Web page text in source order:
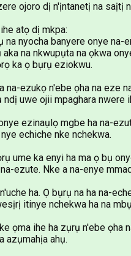
ojoro dị n'ịntanetị na saịtị
atọ dị mkpa:
nyocha banyere onye na-
na nkwupụta na ọkwa
ka ọ bụrụ eziokwu.
na-ezukọ n'ebe ọha na eze
uwe ojii mpaghara nwere
ezinaụlọ mgbe ha na-
echiche nke nchekwa.
ume ka enyi ha ma ọ bụ
ezute. Nke a na-enye
ha. Ọ bụrụ na ha na-
itinye nchekwa ha na
ọma ihe ha zụrụ n'ebe ọha
azụmahịa ahụ.